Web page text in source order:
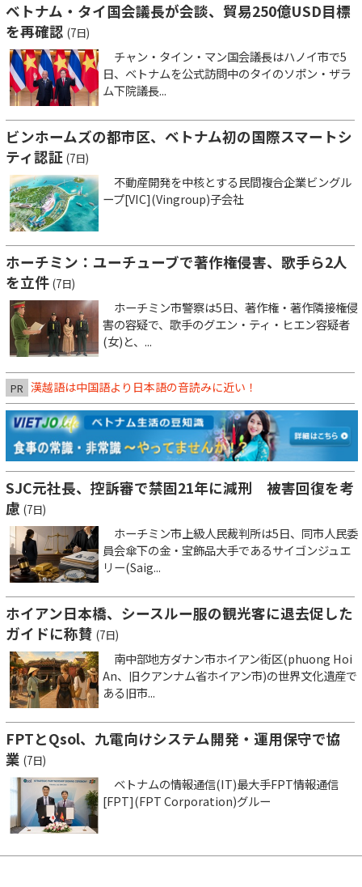
ベトナム・タイ国会議長が会談、貿易250億USD目標
を再確認 (7日)
チャン・タイン・マン国会議長はハノイ市で5
日、ベトナムを公式訪問中のタイのソポン・ザラ
ム下院議長...
ビンホームズの都市区、ベトナム初の国際スマートシ
ティ認証 (7日)
不動産開発を中核とする民間複合企業ビングル
ープ[VIC](Vingroup)子会社
ホーチミン：ユーチューブで著作権侵害、歌手ら2人
を立件 (7日)
ホーチミン市警察は5日、著作権・著作隣接権侵
害の容疑で、歌手のグエン・ティ・ヒエン容疑者
(女)と、...
PR 漢越語は中国語より日本語の音読みに近い！
SJC元社長、控訴審で禁固21年に減刑 被害回復を考
慮 (7日)
ホーチミン市上級人民裁判所は5日、同市人民委
員会傘下の金・宝飾品大手であるサイゴンジュエ
リー(Saig...
ホイアン日本橋、シースルー服の観光客に退去促した
ガイドに称賛 (7日)
南中部地方ダナン市ホイアン街区(phuong Hoi
An、旧クアンナム省ホイアン市)の世界文化遺産で
ある旧市...
FPTとQsol、九電向けシステム開発・運用保守で協
業 (7日)
ベトナムの情報通信(IT)最大手FPT情報通信
[FPT](FPT Corporation)グルー